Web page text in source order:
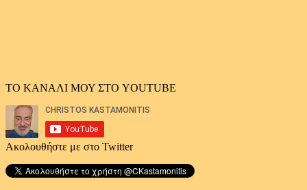
ΤΟ ΚΑΝΑΛΙ ΜΟΥ ΣΤΟ YOUTUBE
Ακολουθήστε με στο Twitter